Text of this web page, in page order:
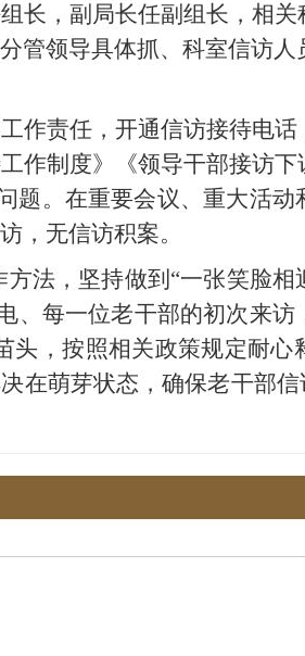
长，副局长任副组长，相
管领导具体抓、科室信访
作责任，开通信访接待电
作制度》《领导干部接访
。在重要会议、重大活动
，无信访积案。
法，坚持做到 “一张笑脸相
、每一位老干部的初次来访
，按照相关政策规定耐心
在萌芽状态，确保老干部信